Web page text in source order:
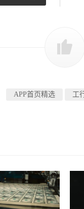
APP首页精选 工